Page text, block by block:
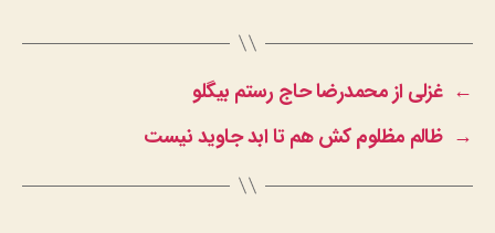
← غزلی از محمدرضا حاج رستم بیگلو
→ ظالم مظلوم کش هم تا ابد جاوید نیست